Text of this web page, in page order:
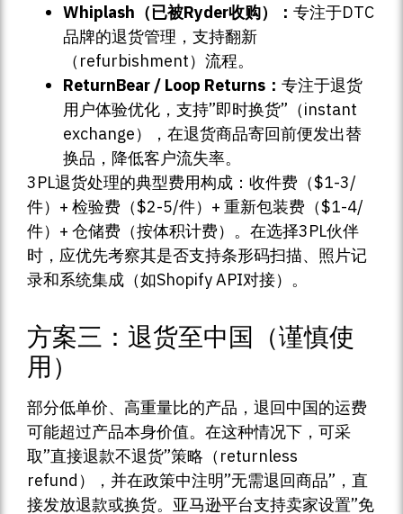
Whiplash（已被Ryder收购）： 专注于DTC
品牌的退货管理，支持翻新
（refurbishment）流程。
ReturnBear / Loop Returns： 专注于退货
用户体验优化，支持”即时换货”（instant
exchange），在退货商品寄回前便发出替
换品，降低客户流失率。
3PL退货处理的典型费用构成：收件费（$1-3/
件）+ 检验费（$2-5/件）+ 重新包装费（$1-4/
件）+ 仓储费（按体积计费）。在选择3PL伙伴
时，应优先考察其是否支持条形码扫描、照片记
录和系统集成（如Shopify API对接）。
方案三：退货至中国（谨慎使
用）
部分低单价、高重量比的产品，退回中国的运费
可能超过产品本身价值。在这种情况下，可采
取”直接退款不退货”策略（returnless
refund），并在政策中注明”无需退回商品”，直
接发放退款或换货。亚马逊平台支持卖家设置”免